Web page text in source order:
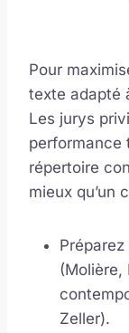
Pour
texte adapté
Les jurys
performance
répertoire
mieux qu’un
(Molière,
Zeller).